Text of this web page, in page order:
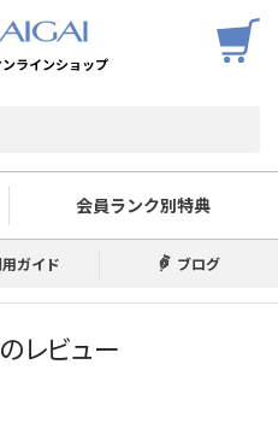
ラインショップ
会員ランク別特典
ガイド ブログ
レビュー